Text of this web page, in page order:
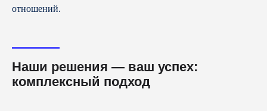
отношений.
Наши решения — ваш успех:
комплексный подход